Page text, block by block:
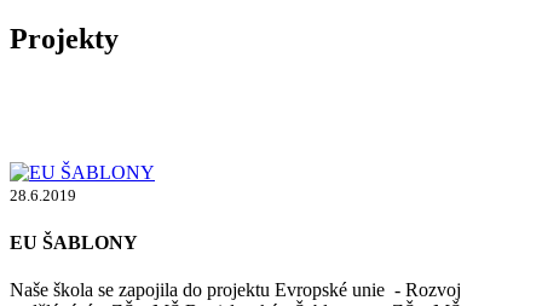
Projekty
28.6.2019
EU ŠABLONY
Naše škola se zapojila do projektu Evropské unie - Rozvoj